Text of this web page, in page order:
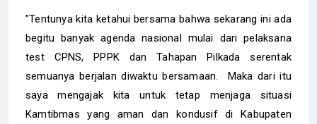
"Tentunya kita ketahui bersama bahwa sekarang ini ada
begitu banyak agenda nasional mulai dari pelaksana
test CPNS, PPPK dan Tahapan Pilkada serentak
semuanya berjalan diwaktu bersamaan. Maka dari itu
saya mengajak kita untuk tetap menjaga situasi
Kamtibmas yang aman dan kondusif di Kabupaten